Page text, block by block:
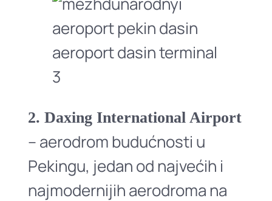
2. Daxing International Airport
– aerodrom budućnosti u
Pekingu, jedan od najvećih i
najmodernijih aerodroma na